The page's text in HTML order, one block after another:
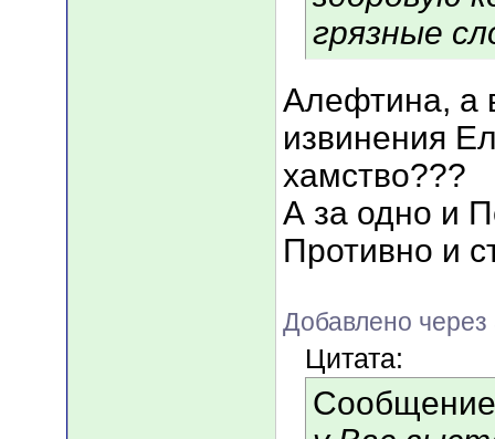
грязные
Алефтина, а
извинения
хамство???
А за одно и
Противно и
Добавлено
Цитата: